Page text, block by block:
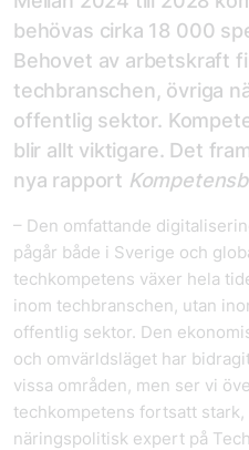
behövas cirka 18 000
Behovet av arbetskraft
techbranschen, övriga
offentlig sektor.
blir allt viktigare. Det
nya rapport
– Den omfattande
pågår både i Sverige och
techkompetens växer hela
inom techbranschen, utan
offentlig sektor. Den
och omvärldsläget har
vissa områden, men ser vi
techkompetens fortsatt stark,
näringspolitisk expert på